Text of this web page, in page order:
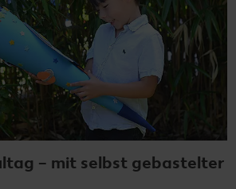
– mit selbst gebastelter